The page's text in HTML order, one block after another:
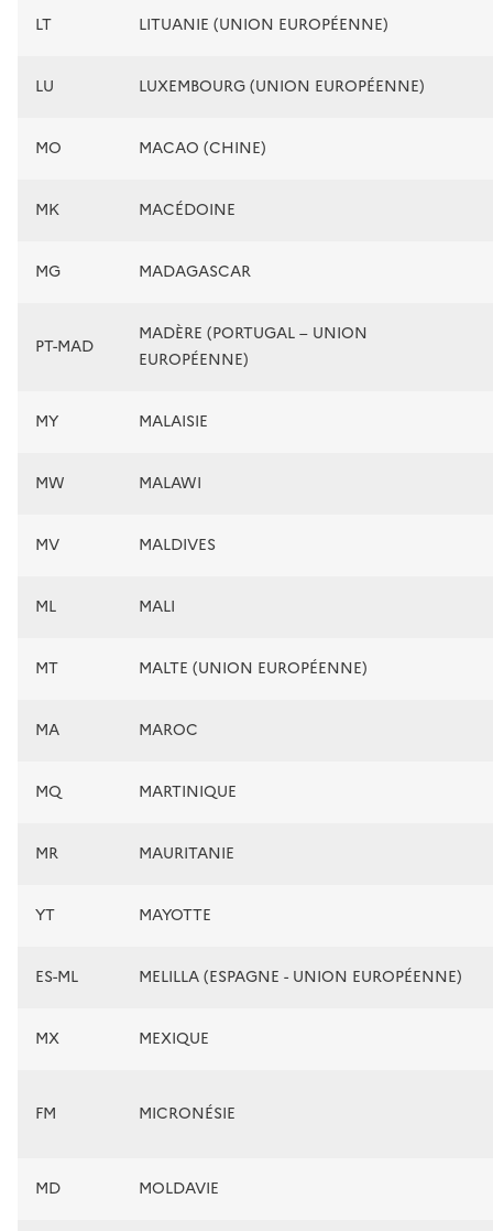
LT LITUANIE (UNION EUROPÉENNE)
LU LUXEMBOURG (UNION EUROPÉENNE)
MO MACAO (CHINE)
MK MACÉDOINE
MG MADAGASCAR
PT-MAD
MADÈRE (PORTUGAL – UNION
EUROPÉENNE)
MY MALAISIE
MW MALAWI
MV MALDIVES
ML MALI
MT MALTE (UNION EUROPÉENNE)
MA MAROC
MQ MARTINIQUE
MR MAURITANIE
YT MAYOTTE
ES-ML MELILLA (ESPAGNE - UNION EUROPÉENNE)
MX MEXIQUE
FM MICRONÉSIE
MD MOLDAVIE